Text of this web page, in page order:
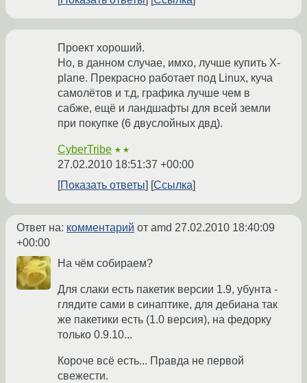
Проект хороший.
Но, в данном случае, имхо, лучше купить X-
plane. Прекрасно работает под Linux, куча
самолётов и т.д, графика лучше чем в
сабже, ещё и ландшафты для всей земли
при покупке (6 двуслойных двд).
CyberTribe ★★
27.02.2010 18:51:37 +00:00
Показать ответы
Ссылка
Ответ на: комментарий от amd 27.02.2010 18:40:09
+00:00
На чём собираем?
Для слаки есть пакетик версии 1.9, убунта -
глядите сами в синаптике, для дебиана так
же пакетики есть (1.0 версия), на федорку
только 0.9.10...
Короче всё есть... Правда не первой
свежести.